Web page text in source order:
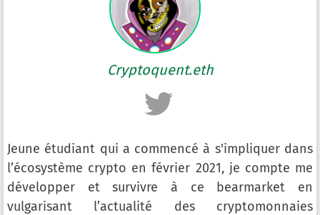
Cryptoquent.eth
Jeune étudiant qui a commencé à s'impliquer dans
l’écosystème crypto en février 2021, je compte me
développer et survivre à ce bearmarket en
vulgarisant l’actualité des cryptomonnaies